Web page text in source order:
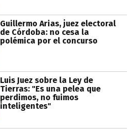
Guillermo Arias, juez electoral
de Córdoba: no cesa la
polémica por el concurso
Luis Juez sobre la Ley de
Tierras: "Es una pelea que
perdimos, no fuimos
inteligentes"